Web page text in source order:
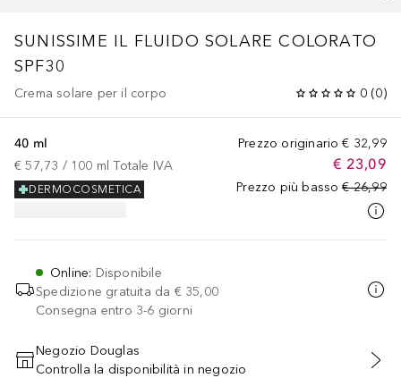
SUNISSIME IL FLUIDO SOLARE COLORATO
SPF30
Crema solare per il corpo 0 (0)
Prezzo originario € 32,99
€ 23,09
Prezzo più basso € 26,99
40 ml
€ 57,73 / 100 ml Totale IVA
DERMOCOSMETICA
Online: Disponibile
Spedizione gratuita da € 35,00
Consegna entro 3-6 giorni
AGGIUNGI AL CARRELLO
Negozio Douglas
Controlla la disponibilità in negozio